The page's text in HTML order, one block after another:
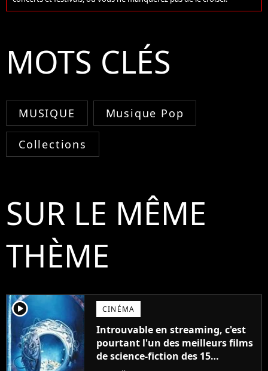
MOTS CLÉS
MUSIQUE Musique Pop
Collections
SUR LE MÊME
THÈME
player2 CINÉMA
Introuvable en streaming, c'est
pourtant l'un des meilleurs films
de science-fiction des 15